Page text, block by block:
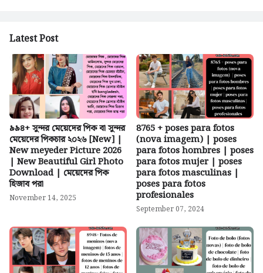
Latest Post
৯৯৪+ সুন্দর মেয়েদের পিক বা সুন্দর
মেয়েদের পিকচার ২০২৬ [New] |
New meyeder Picture 2026
| New Beautiful Girl Photo
Download | মেয়েদের পিক
হিজাব পরা
November 14, 2025
8765 + poses para fotos
(nova imagem) | poses
para fotos hombres | poses
para fotos mujer | poses
para fotos masculinas |
poses para fotos
profesionales
September 07, 2024